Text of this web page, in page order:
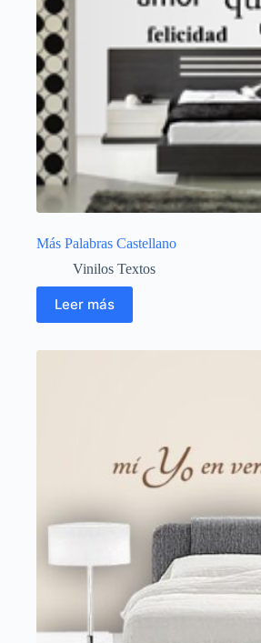
Más Palabras Castellano
Vinilos Textos
Leer más